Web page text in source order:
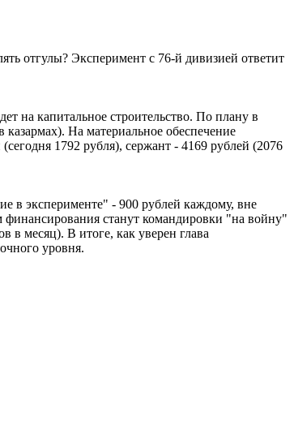
отгулы? Эксперимент с 76-й дивизией ответит
на капитальное строительство. По плану в
На материальное обеспечение
1792 рубля), сержант - 4169 рублей (2076
в эксперименте" - 900 рублей каждому, вне
станут командировки "на войну"
в месяц). В итоге, как уверен глава
уровня.